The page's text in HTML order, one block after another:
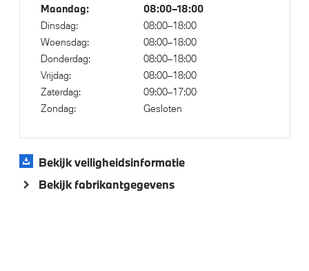
M Koplampen Shadow Line
M Hoogglans Shadow Line met uitgebreide omvang
LED koplampen
LED achterlichten
Automatische 3-zone Airconditioning
Maandag:
08:00–18:00
Dinsdag:
08:00–18:00
Woensdag:
08:00–18:00
Donderdag:
08:00–18:00
Vrijdag:
08:00–18:00
Zaterdag:
09:00–17:00
Zondag:
Gesloten
Bekijk veiligheidsinformatie
Bekijk fabrikantgegevens